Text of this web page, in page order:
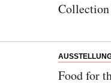
Food for